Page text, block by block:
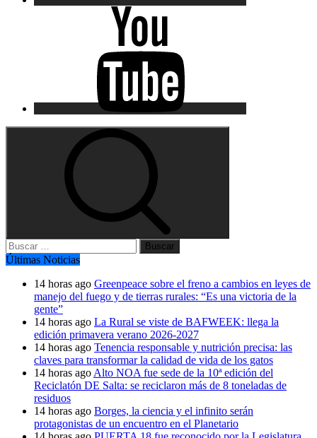
Buscar:
Últimas Noticias
14 horas ago Greenpeace sobre el freno a cambios en leyes de
manejo del fuego y de tierras rurales: “Es una victoria de la
gente”
14 horas ago La Rural se viste de BAFWEEK: llega la
edición primavera verano 2026-2027
14 horas ago Tenencia responsable y nutrición precisa: las
claves para transformar la calidad de vida de los gatos
14 horas ago Alto NOA fue sede de la 10ª edición del
Reciclatón DE Salta: se reciclaron más de 8 toneladas de
residuos
14 horas ago Borges, la ciencia y el infinito serán
protagonistas de un encuentro en el Planetario